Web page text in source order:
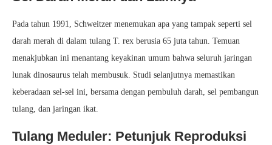
Pada tahun 1991, Schweitzer menemukan apa yang tampak seperti sel
darah merah di dalam tulang T. rex berusia 65 juta tahun. Temuan
menakjubkan ini menantang keyakinan umum bahwa seluruh jaringan
lunak dinosaurus telah membusuk. Studi selanjutnya memastikan
keberadaan sel-sel ini, bersama dengan pembuluh darah, sel pembangun
tulang, dan jaringan ikat.
Tulang Meduler: Petunjuk Reproduksi